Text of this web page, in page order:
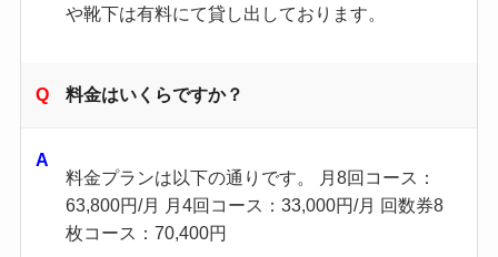
や靴下は有料にて貸し出しております。
料金はいくらですか？
料金プランは以下の通りです。 月8回コース：
63,800円/月 月4回コース：33,000円/月 回数券8
枚コース：70,400円